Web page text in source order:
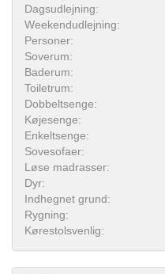
Dagsudlejning:
Weekendudlejning:
Personer:
Soverum:
Baderum:
Toiletrum:
Dobbeltsenge:
Køjesenge:
Enkeltsenge:
Sovesofaer:
Løse madrasser:
Dyr:
Indhegnet grund:
Rygning:
Kørestolsvenlig: